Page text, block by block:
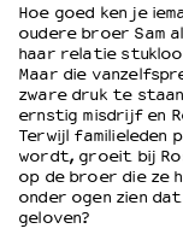
Partners
Huisregels
Privacyverklaring
Integriteits- en
Duurzaamheid
Culturele boycot
Ruimte voor
Hoe goed ken je
oudere broer Sam
haar relatie
Maar die
zware druk te staan
ernstig misdrijf en
Terwijl familieleden
wordt, groeit bij
op de broer die ze
onder ogen zien dat
geloven?